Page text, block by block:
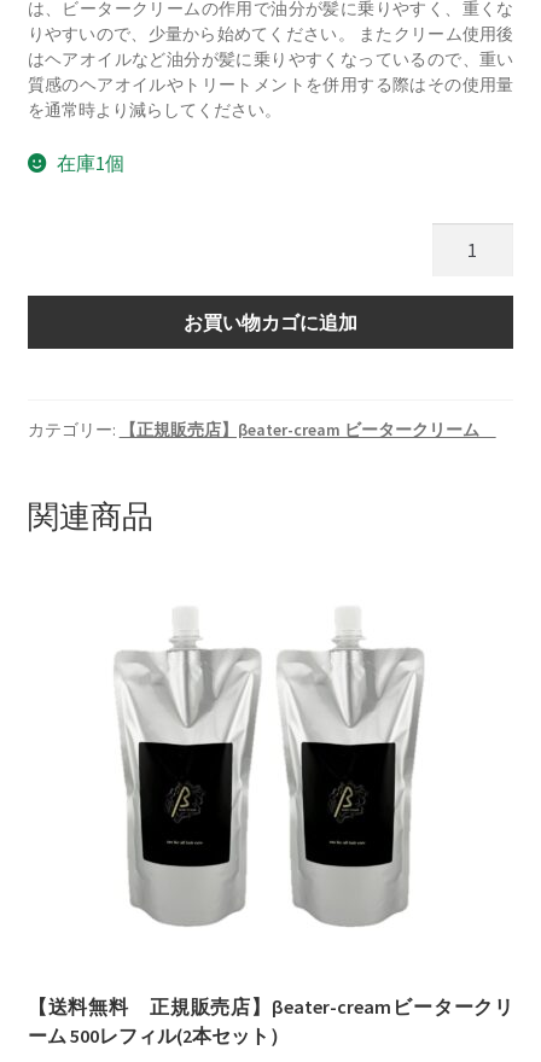
は、ビータークリームの作用で油分が髪に乗りやすく、重くな
りやすいので、少量から始めてください。 またクリーム使用後
はヘアオイルなど油分が髪に乗りやすくなっているので、重い
質感のヘアオイルやトリートメントを併用する際はその使用量
を通常時より減らしてください。
在庫1個
販
店】
ビ
お買い物カゴに追加
カテゴリー: 【正規販売店】βeater-cream ビータークリーム
関連商品
【送料無料 正規販売店】βeater-creamビータークリ
ーム 500レフィル(2本セット）